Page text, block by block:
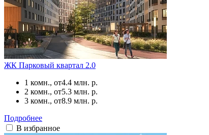
ЖК Парковый квартал 2.0
1 комн., от4.4 млн. р.
2 комн., от5.3 млн. р.
3 комн., от8.9 млн. р.
Подробнее
В избранное